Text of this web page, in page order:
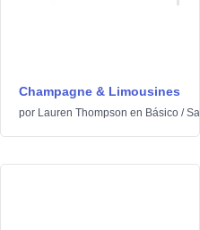
Champagne & Limousines
por Lauren Thompson en Básico /